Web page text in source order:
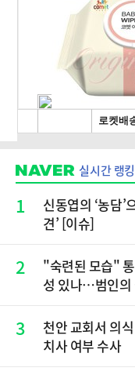
실시간 랭
1
신동엽의 ‘농담’
견’ [이슈]
2
"숙련된 모습"
성 있나…범인의
3
천안 교회서 의
치사 여부 수사